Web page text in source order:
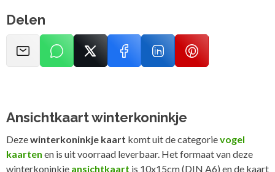
Delen
Ansichtkaart winterkoninkje
Dezewinterkoninkje kaart komt uit de categorievogel
kaarten en is uit voorraad leverbaar. Het formaat van deze
winterkoninkje ansichtkaart is 10x15cm (DIN A6) en de kaart